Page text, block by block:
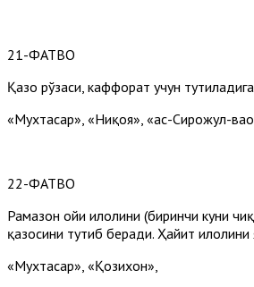
21-ФАТВО
Қазо рўзаси, каффорат учун
«Мухтасар», «Ниқоя», «ас-Сирожул-
22-ФАТВО
Рамазон ойи ҳилолини (биринчи куни
қазосини тутиб беради. Ҳайит ҳилолини
«Мухтасар», «Қозихон»,